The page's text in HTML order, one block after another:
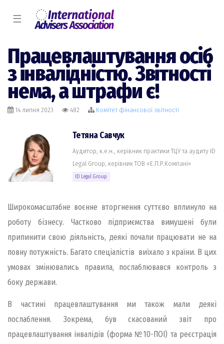
☰
Працевлаштування осіб
з інвалідністю. Звітності
нема, а штрафи є!
14 липня 2023 482 Комiтет фінансової звітності
Тетяна Савчук
Аудитор, к.е.н., керівник практики ТЦУ та аудиту ID
Legal Group, керівник ТОВ «Е.П.Р.Компані»
ID Legal Group
Широкомасштабне воєнне вторгнення суттєво вплинуло на
роботу бізнесу. Частково підприємства вимушені були
припинити свою діяльність, деякі почали працювати не на
повну потужність. Багато спеціалістів виїхало з країни. В цих
умовах змінювались правила, послаблювався контроль з
боку держави.
В частині працевлаштування ми також мали деякі
послаблення. Зокрема, був скасований звіт про
працевлаштування інвалідів (форма №10-ПОІ) та реєстрація